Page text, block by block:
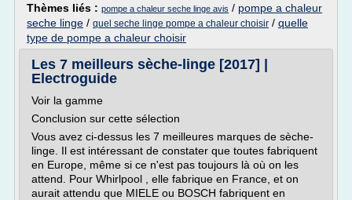
Thèmes liés : pompe a chaleur seche linge avis / pompe a chaleur
seche linge / quel seche linge pompe a chaleur choisir / quelle
type de pompe a chaleur choisir
Les 7 meilleurs sèche-linge [2017] |
Electroguide
Voir la gamme
Conclusion sur cette sélection
Vous avez ci-dessus les 7 meilleures marques de sèche-
linge. Il est intéressant de constater que toutes fabriquent
en Europe, même si ce n'est pas toujours là où on les
attend. Pour Whirlpool , elle fabrique en France, et on
aurait attendu que MIELE ou BOSCH fabriquent en